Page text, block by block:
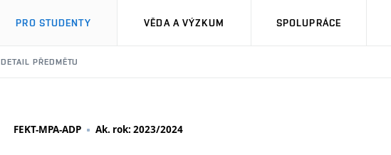
PRO STUDENTY VĚDA A VÝZKUM SPOLUPRÁCE
DETAIL PŘEDMĚTU
FEKT-MPA-ADP Ak. rok: 2023/2024